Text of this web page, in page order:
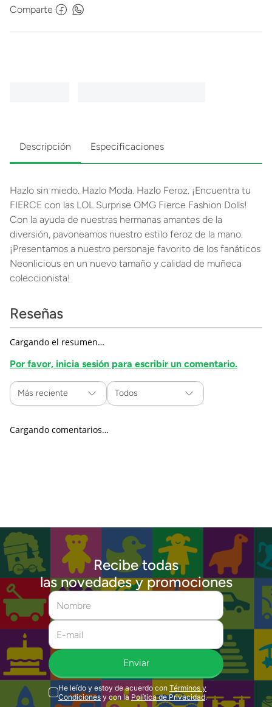
Comparte
Descripción Especificaciones
Hazlo sin miedo. Hazlo Moda. Hazlo Feroz. ¡Encuentra tu
FIERCE con las LOL Surprise OMG Fierce Fashion Dolls!
Con la ayuda de nuestras hermanas amantes de la
diversión, pavoneamos nuestro estilo feroz de la mano.
¡Presentamos a nuestro personaje favorito de los fanáticos
Neonlicious en un nuevo tamaño y calidad de muñeca
coleccionista!
Reseñas
Cargando el resumen…
Por favor, inicia sesión para escribir un comentario.
Más reciente Todos
Cargando comentarios…
Recibe todas
las novedades y promociones
Enviar
He leído y estoy de acuerdo con Términos y
Condiciones y con la Política de Privacidad.